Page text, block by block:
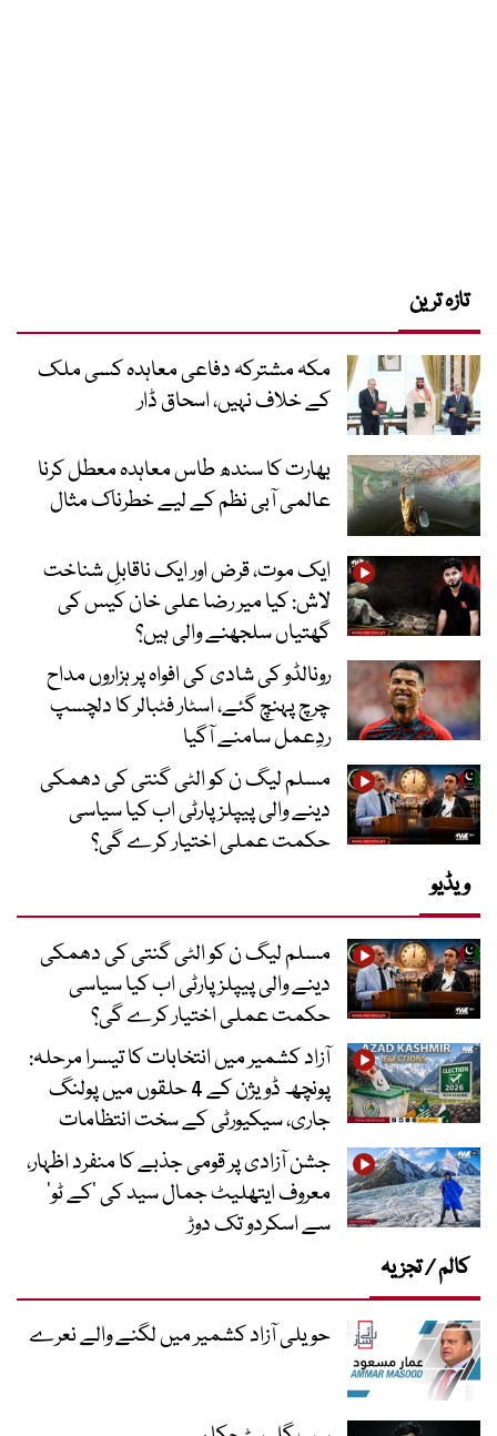
تازہ ترین
مکہ مشترکہ دفاعی معاہدہ کسی ملک
کے خلاف نہیں، اسحاق ڈار
بھارت کا سندھ طاس معاہدہ معطل کرنا
عالمی آبی نظم کے لیے خطرناک مثال
ایک موت، قرض اور ایک ناقابلِ شناخت
لاش: کیا میر رضا علی خان کیس کی
گھتیاں سلجھنے والی ہیں؟
رونالڈو کی شادی کی افواہ پر ہزاروں مداح
چرچ پہنچ گئے، اسٹار فٹبالر کا دلچسپ
ردِعمل سامنے آگیا
مسلم لیگ ن کو الٹی گنتی کی دھمکی
دینے والی پیپلز پارٹی اب کیا سیاسی
حکمت عملی اختیار کرے گی؟
ویڈیو
مسلم لیگ ن کو الٹی گنتی کی دھمکی
دینے والی پیپلز پارٹی اب کیا سیاسی
حکمت عملی اختیار کرے گی؟
آزاد کشمیر میں انتخابات کا تیسرا مرحلہ:
پونچھ ڈویژن کے 4 حلقوں میں پولنگ
جاری، سیکیورٹی کے سخت انتظامات
جشن آزادی پر قومی جذبے کا منفرد اظہار،
معروف ایتھلیٹ جمال سید کی ’کے ٹو‘
سے اسکردو تک دوڑ
کالم / تجزیہ
حویلی آزاد کشمیر میں لگنے والے نعرے